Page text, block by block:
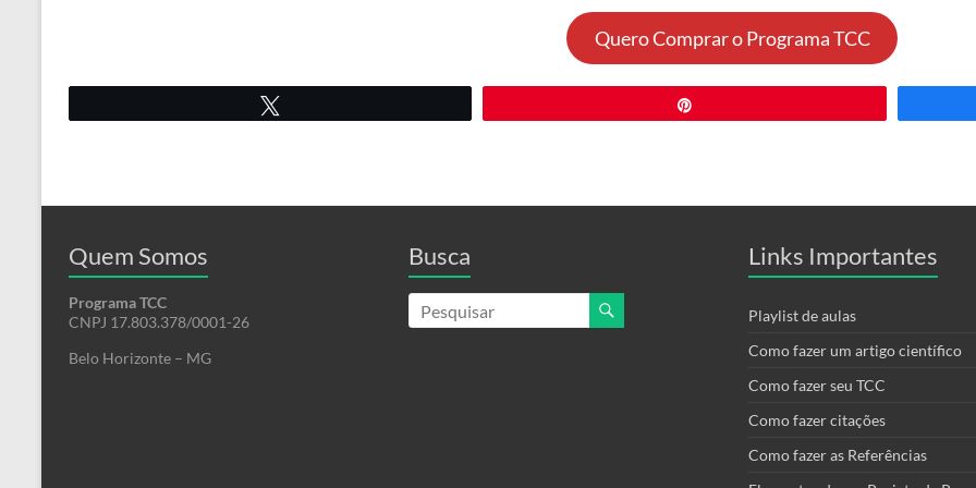
Quero Comprar o Programa TCC
Quem Somos
Programa TCC
CNPJ 17.803.378/0001-26
Belo Horizonte – MG
Busca Links Importantes
Playlist de aulas
Como fazer um artigo científico
Como fazer seu TCC
Como fazer citações
Como fazer as Referências